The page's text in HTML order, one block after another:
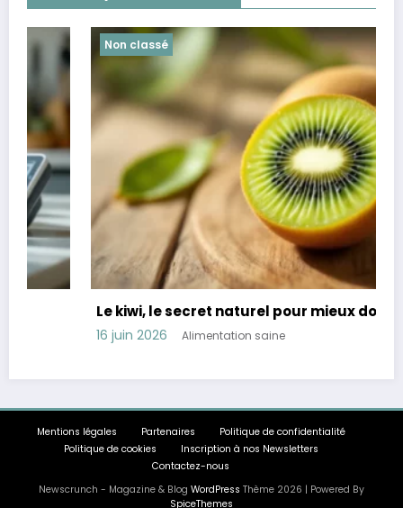
Non classé
Le kiwi, le secret naturel pour mieux dormir
16 juin 2026 Alimentation saine
Mentions légales Partenaires
Politique de confidentialité
Politique de cookies
Inscription à nos Newsletters
Contactez-nous
Newscrunch - Magazine & Blog WordPress Thème 2026 | Powered By
SpiceThemes